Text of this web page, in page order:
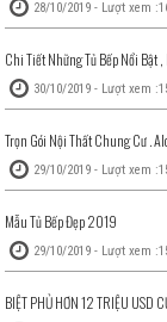
28/10/2019 - Lượt xem
Chi Tiết Những Tủ Bếp Nổi Bật
30/10/2019 - Lượt xem
Trọn Gói Nội Thất Chung Cư .
29/10/2019 - Lượt xem
Mẫu Tủ Bếp Đẹp 2019
29/10/2019 - Lượt xem
BIỆT PHỦ HƠN 12 TRIỆU USD